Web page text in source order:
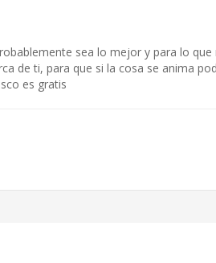
sea lo mejor y para lo
de ti, para que si la cosa se anima
es gratis